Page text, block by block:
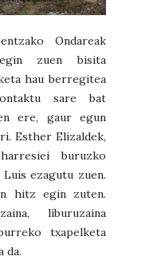
Ondareak
zuen bisita
hau berregitea
sare bat
ere, gaur egun
Esther Elizaldek,
buruzko
ezagutu zuen.
hitz egin zuten.
liburuzaina
txapelketa
da.